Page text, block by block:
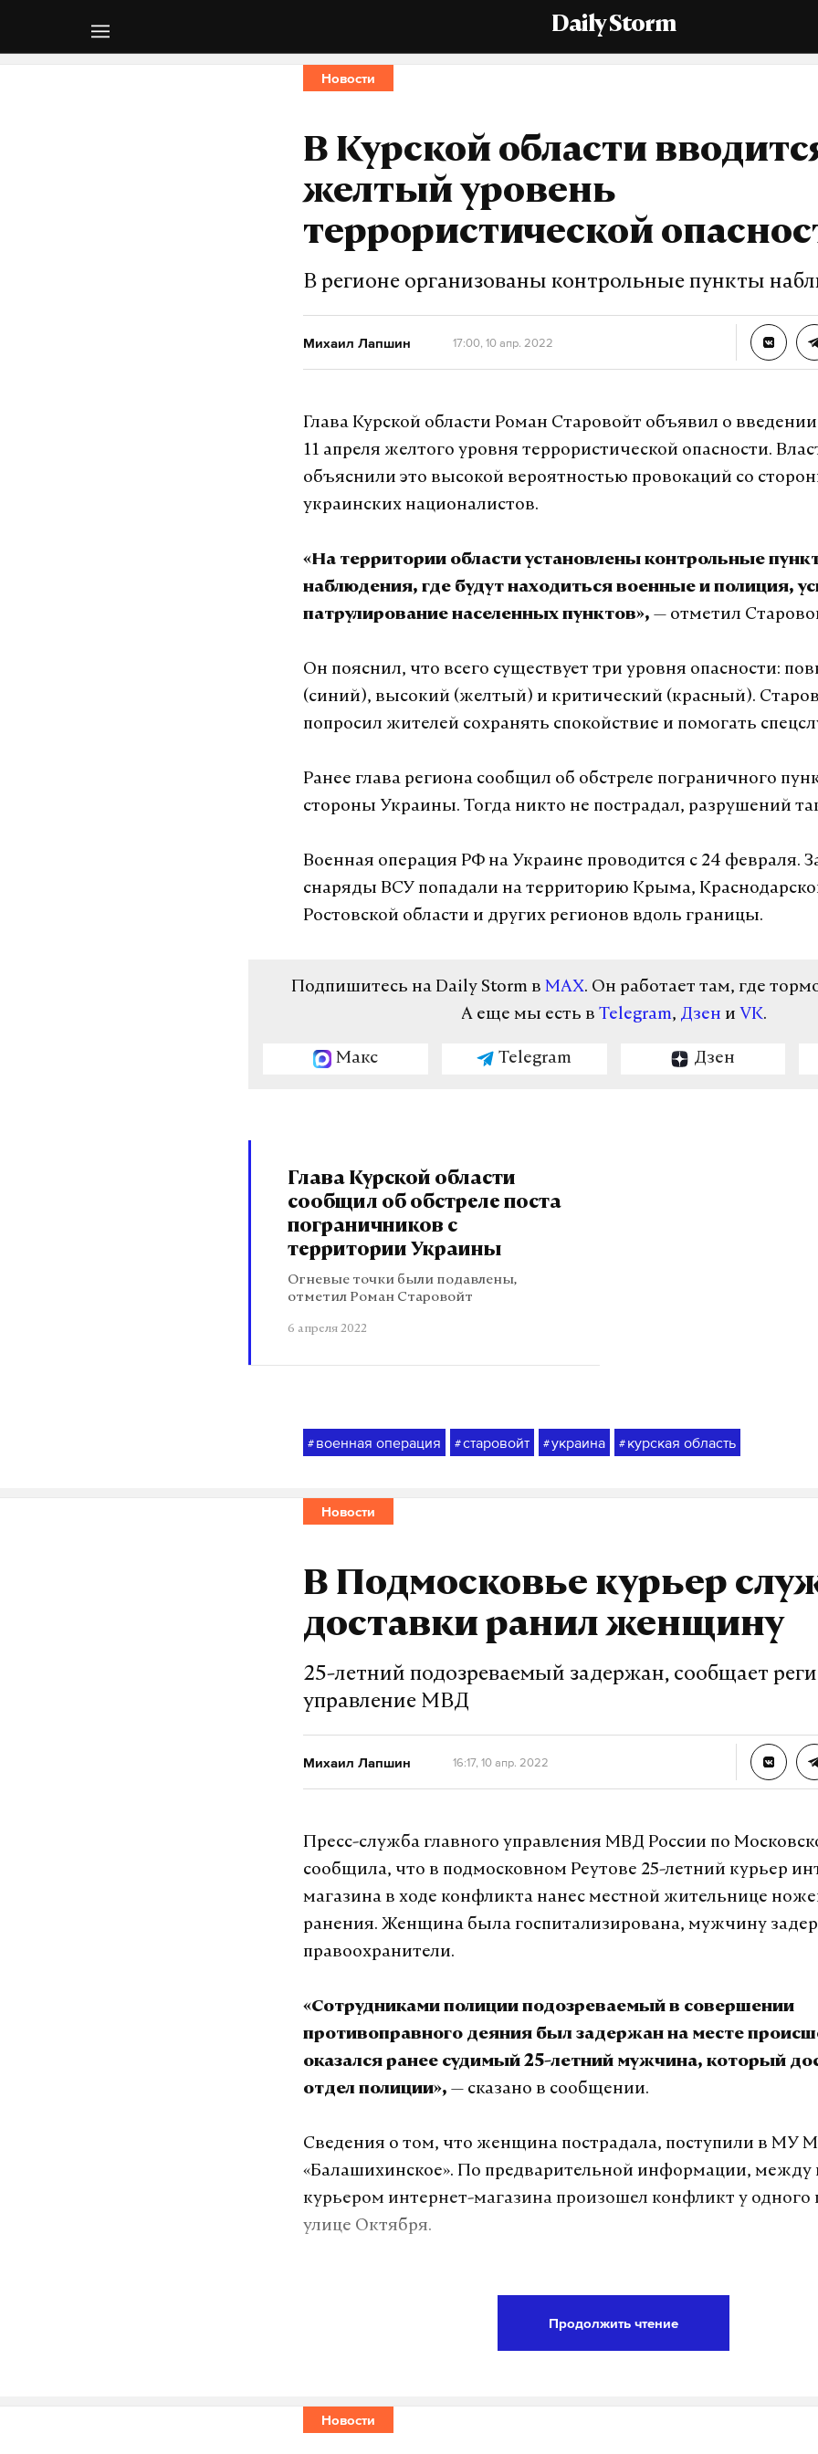
Daily Storm
Новости
В Курской области
желтый уровень
террористической
В регионе организованы контрольные пункты
Михаил Лапшин 17:00, 10 апр. 2022
Глава Курской области Роман Старовойт объявил о
11 апреля желтого уровня террористической опасности.
объяснили это высокой вероятностью провокаций со
украинских националистов.
«На территории области установлены контрольные
наблюдения, где будут находиться военные и полиция,
патрулирование населенных пунктов», — отметил
Он пояснил, что всего существует три уровня опасности:
(синий), высокий (желтый) и критический (красный).
попросил жителей сохранять спокойствие и помогать
Ранее глава региона сообщил об обстреле пограничного
стороны Украины. Тогда никто не пострадал, разрушений
Военная операция РФ на Украине проводится с 24 февраля.
снаряды ВСУ попадали на территорию Крыма,
Ростовской области и других регионов вдоль границы.
Подпишитесь на Daily Storm в MAX. Он работает там, где
А еще мы есть в Telegram, Дзен и VK.
Макс Telegram Дзен
Глава Курской области
сообщил об обстреле поста
пограничников с
территории Украины
Огневые точки были подавлены,
отметил Роман Старовойт
6 апреля 2022
# военная операция #старовойт #украина # курская область
Новости
В Подмосковье курьер
доставки ранил женщину
25-летний подозреваемый задержан, сообщает
управление МВД
Михаил Лапшин 16:17, 10 апр. 2022
Пресс-служба главного управления МВД России по
сообщила, что в подмосковном Реутове 25-летний курьер
магазина в ходе конфликта нанес местной жительнице
ранения. Женщина была госпитализирована, мужчину
правоохранители.
«Сотрудниками полиции подозреваемый в совершении
противоправного деяния был задержан на месте
оказался ранее судимый 25-летний мужчина, который
отдел полиции», — сказано в сообщении.
Сведения о том, что женщина пострадала, поступили в МУ
«Балашихинское». По предварительной информации, между
курьером интернет-магазина произошел конфликт у одного
улице Октября.
Молодой человек потерял много крови и был в тяжелом
Подпишитесь на Daily Storm в
Продолжить чтение
Новости